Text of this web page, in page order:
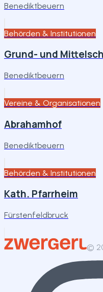
Benediktbeuern
Behörden & Institutionen
Grund- und
Benediktbeuern
Vereine & Organisationen
Abrahamhof
Benediktbeuern
Behörden & Institutionen
Kath. Pfarrheim
Fürstenfeldbruck
©